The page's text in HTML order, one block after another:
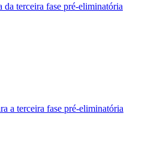
terceira fase pré-eliminatória
a terceira fase pré-eliminatória